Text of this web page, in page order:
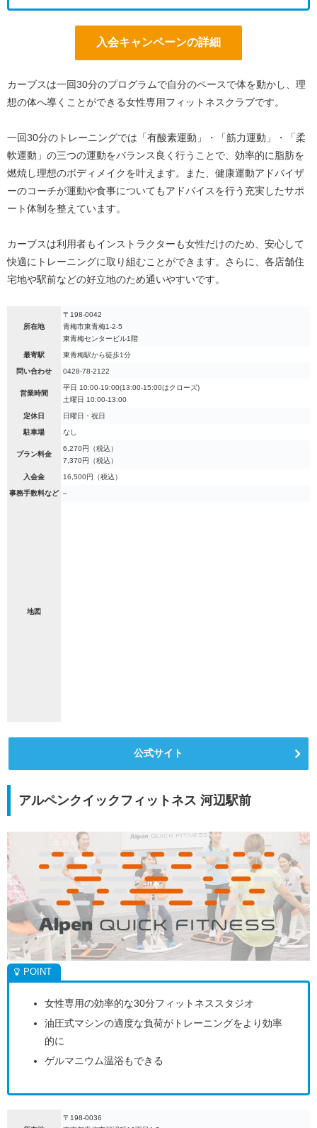
入会キャンペーンの詳細
カーブスは一回30分のプログラムで自分のペースで体を動かし、理
想の体へ導くことができる女性専用フィットネスクラブです。
一回30分のトレーニングでは「有酸素運動」・「筋力運動」・「柔
軟運動」の三つの運動をバランス良く行うことで、効率的に脂肪を
燃焼し理想のボディメイクを叶えます。また、健康運動アドバイザ
ーのコーチが運動や食事についてもアドバイスを行う充実したサポ
ート体制を整えています。
カーブスは利用者もインストラクターも女性だけのため、安心して
快適にトレーニングに取り組むことができます。さらに、各店舗住
宅地や駅前などの好立地のため通いやすいです。
所在地
〒198-0042
青梅市東青梅1-2-5
東青梅センタービル1階
最寄駅 東青梅駅から徒歩1分
問い合わせ 0428-78-2122
営業時間
平日 10:00-19:00(13:00-15:00はクローズ)
土曜日 10:00-13:00
定休日 日曜日・祝日
駐車場 なし
プラン料金
6,270円（税込）
7,370円（税込）
入会金 16,500円（税込）
事務手数料など –
地図
公式サイト
アルペンクイックフィットネス 河辺駅前
女性専用の効率的な30分フィットネススタジオ
油圧式マシンの適度な負荷がトレーニングをより効率
的に
ゲルマニウム温浴もできる
〒198-0036